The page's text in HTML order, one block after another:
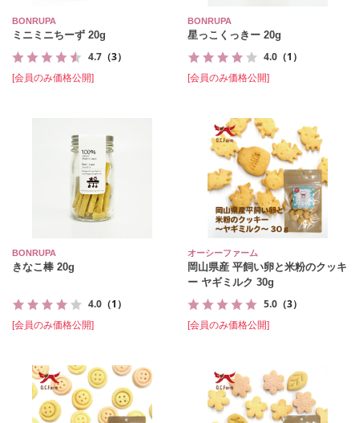
BONRUPA
ミニミニちーず 20g
4.7 （3）
[会員のみ価格公開]
BONRUPA
星っこくっきー 20g
4.0 （1）
[会員のみ価格公開]
BONRUPA
きなこ棒 20g
4.0 （1）
[会員のみ価格公開]
オーシーファーム
岡山県産 平飼い卵と米粉のクッキ
ー ヤギミルク 30g
5.0 （3）
[会員のみ価格公開]